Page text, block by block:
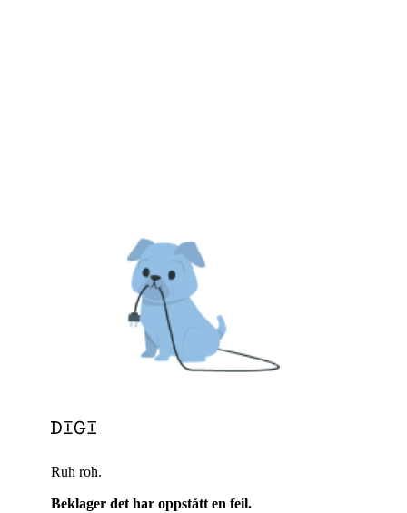
Ruh roh.
Beklager det har oppstått en feil.